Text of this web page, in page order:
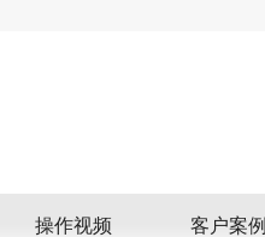
操作视频 客户案例